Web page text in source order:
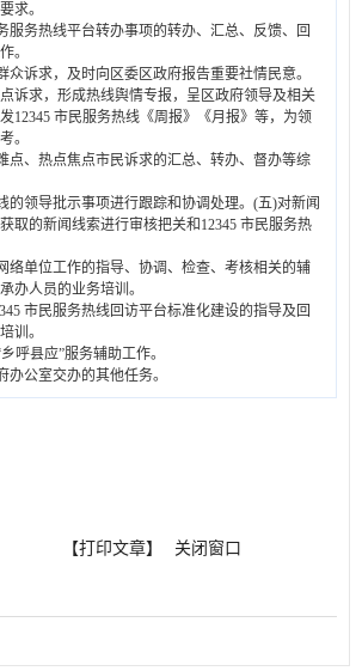
求。
服务热线平台转办事项的转办、汇总、反馈、回
。
众诉求，及时向区委区政府报告重要社情民意。
诉求，形成热线舆情专报，呈区政府领导及相关
12345 市民服务热线《周报》《月报》等，为领
。
点、热点焦点市民诉求的汇总、转办、督办等综
的领导批示事项进行跟踪和协调处理。(五)对新闻
取的新闻线索进行审核把关和12345 市民服务热
络单位工作的指导、协调、检查、考核相关的辅
办人员的业务培训。
市民服务热线回访平台标准化建设的指导及回
训。
呼县应”服务辅助工作。
办公室交办的其他任务。
【打印文章】 关闭窗口